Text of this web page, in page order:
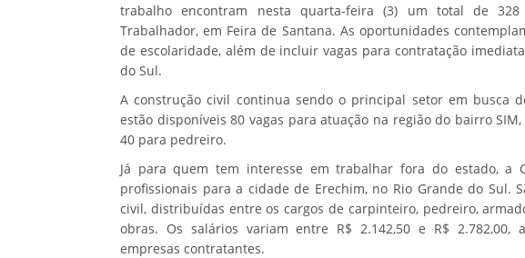
trabalho encontram nesta quarta-feira (3) um total de
Trabalhador, em Feira de Santana. As oportunidades
de escolaridade, além de incluir vagas para contratação
do Sul.
A construção civil continua sendo o principal setor em busca
estão disponíveis 80 vagas para atuação na região do bairro
40 para pedreiro.
Já para quem tem interesse em trabalhar fora do estado, a
profissionais para a cidade de Erechim, no Rio Grande do Sul.
civil, distribuídas entre os cargos de carpinteiro, pedreiro,
obras. Os salários variam entre R$ 2.142,50 e R$ 2.782,00,
empresas contratantes.